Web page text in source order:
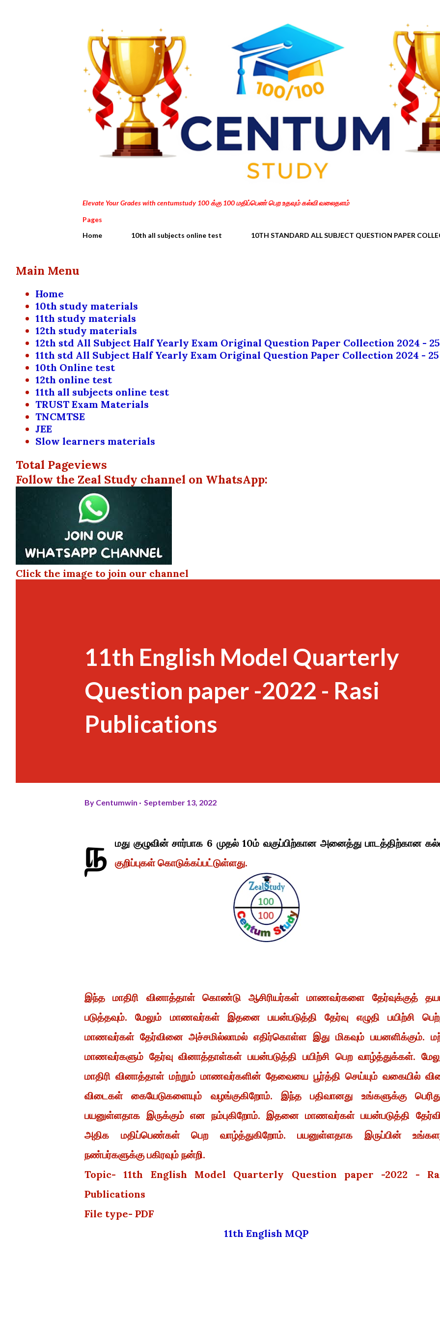
Elevate Your Grades with centumstudy 100 க்கு 100 மதிப்பெண் பெற உதவும் கல்வி வலைதளம்
Pages
Home
10th all subjects online test 10TH STANDARD ALL SUBJECT QUESTION PAPER
Main Menu
Home
10th study materials
11th study materials
12th study materials
12th std All Subject Half Yearly Exam Original Question Paper Collection 2024 - 25
11th std All Subject Half Yearly Exam Original Question Paper Collection 2024 - 25
10th Online test
12th online test
11th all subjects online test
TRUST Exam Materials
TNCMTSE
JEE
Slow learners materials
Total Pageviews
Follow the Zeal Study channel on WhatsApp:
Click the image to join our channel
11th English Model Quarterly
Question paper -2022 - Rasi
Publications
By Centumwin September 13, 2022
ந
மது குழுவின் சார்பாக 6 முதல் 10ம் வகுப்பிற்கான அனைத்து பாடத்திற்கான
குறிப்புகள் கொடுக்கப்பட்டுள்ளது.
இந்த மாதிரி வினாத்தாள் கொண்டு ஆசிரியர்கள் மாணவர்களை தேர்வுக்குத்
படுத்தவும். மேலும் மாணவர்கள் இதனை பயன்படுத்தி தேர்வு எழுதி பயிற்சி
மாணவர்கள் தேர்வினை அச்சமில்லாமல் எதிர்கொள்ள இது மிகவும் பயனளிக்கும்.
மாணவர்களும் தேர்வு வினாத்தாள்கள் பயன்படுத்தி பயிற்சி பெற வாழ்த்துக்கள்.
மாதிரி வினாத்தாள் மற்றும் மாணவர்களின் தேவையை பூர்த்தி செய்யும் வகையில்
விடைகள் கையேடுகளையும் வழங்குகிறோம். இந்த பதிவானது உங்களுக்கு
பயனுள்ளதாக இருக்கும் என நம்புகிறோம். இதனை மாணவர்கள் பயன்படுத்தி
அதிக மதிப்பெண்கள் பெற வாழ்த்துகிறோம். பயனுள்ளதாக இருப்பின்
நண்பர்களுக்கு பகிரவும் நன்றி.
Topic- 11th English Model Quarterly Question paper -2022 -
Publications
File type- PDF
11th English MQP